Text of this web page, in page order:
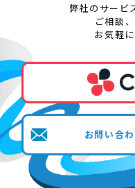
弊社のサービ
ご相談
お気軽
お問い合